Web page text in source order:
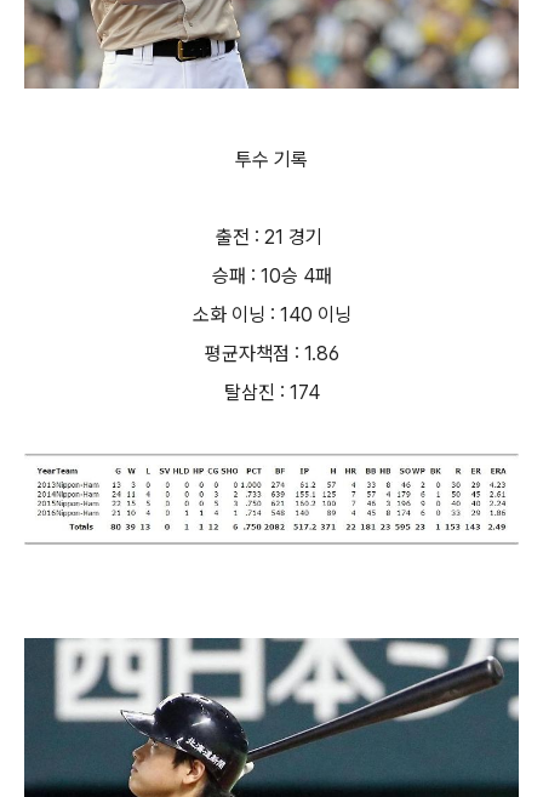
투수 기록
출전 : 21 경기
승패 : 10승 4패
소화 이닝 : 140 이닝
평균자책점 : 1.86
탈삼진 : 174